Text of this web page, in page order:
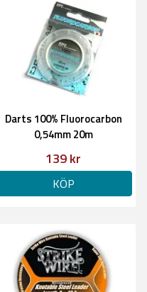
Darts 100% Fluorocarbon
0,54mm 20m
139 kr
KÖP